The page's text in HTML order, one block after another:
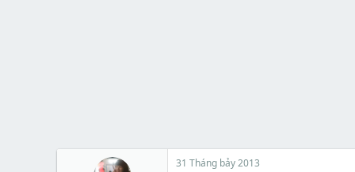
31 Tháng bảy 2013